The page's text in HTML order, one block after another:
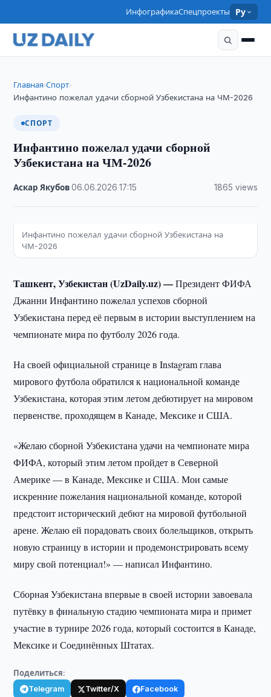
ИнфографикаСпецпроекты Ру
Главная›Спорт›
Инфантино пожелал удачи сборной Узбекистана на ЧМ-2026
СПОРТ
Инфантино пожелал удачи сборной
Узбекистана на ЧМ-2026
Аскар Якубов·06.06.2026 ·17:15 1865 views
Инфантино пожелал удачи сборной Узбекистана на
ЧМ-2026
Ташкент, Узбекистан (UzDaily.uz) —Президент ФИФА
Джанни Инфантино пожелал успехов сборной
Узбекистана перед её первым в истории выступлением на
чемпионате мира по футболу 2026 года.
На своей официальной странице в Instagram глава
мирового футбола обратился к национальной команде
Узбекистана, которая этим летом дебютирует на мировом
первенстве, проходящем в Канаде, Мексике и США.
«Желаю сборной Узбекистана удачи на чемпионате мира
ФИФА, который этим летом пройдет в Северной
Америке — в Канаде, Мексике и США. Мои самые
искренние пожелания национальной команде, которой
предстоит исторический дебют на мировой футбольной
арене. Желаю ей порадовать своих болельщиков, открыть
новую страницу в истории и продемонстрировать всему
миру свой потенциал!» — написал Инфантино.
Сборная Узбекистана впервые в своей истории завоевала
путёвку в финальную стадию чемпионата мира и примет
участие в турнире 2026 года, который состоится в Канаде,
Мексике и Соединённых Штатах.
Поделиться:
Telegram Twitter/X Facebook